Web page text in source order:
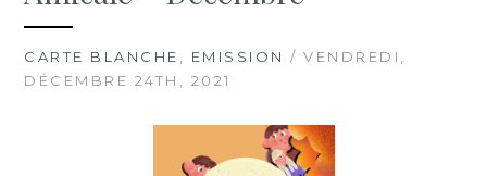
CARTE BLANCHE EMISSION / VENDREDI,
DÉCEMBRE 24TH, 2021